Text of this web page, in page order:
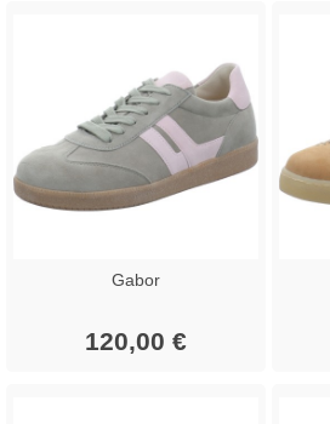
Gabor
120,00 €